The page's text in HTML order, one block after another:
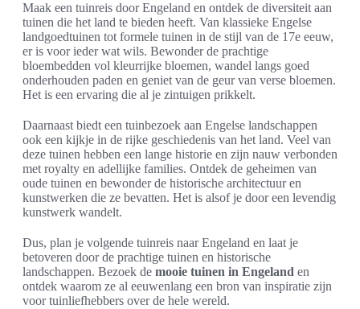
Maak een tuinreis door Engeland en ontdek de diversiteit aan
tuinen die het land te bieden heeft. Van klassieke Engelse
landgoedtuinen tot formele tuinen in de stijl van de 17e eeuw,
er is voor ieder wat wils. Bewonder de prachtige
bloembedden vol kleurrijke bloemen, wandel langs goed
onderhouden paden en geniet van de geur van verse bloemen.
Het is een ervaring die al je zintuigen prikkelt.
Daarnaast biedt een tuinbezoek aan Engelse landschappen
ook een kijkje in de rijke geschiedenis van het land. Veel van
deze tuinen hebben een lange historie en zijn nauw verbonden
met royalty en adellijke families. Ontdek de geheimen van
oude tuinen en bewonder de historische architectuur en
kunstwerken die ze bevatten. Het is alsof je door een levendig
kunstwerk wandelt.
Dus, plan je volgende tuinreis naar Engeland en laat je
betoveren door de prachtige tuinen en historische
landschappen. Bezoek de mooie tuinen in Engeland en
ontdek waarom ze al eeuwenlang een bron van inspiratie zijn
voor tuinliefhebbers over de hele wereld.